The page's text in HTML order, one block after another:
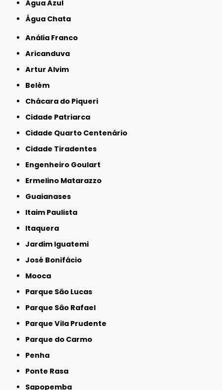
Água Azul
Água Chata
Anália Franco
Aricanduva
Artur Alvim
Belém
Chácara do Piqueri
Cidade Patriarca
Cidade Quarto Centenário
Cidade Tiradentes
Engenheiro Goulart
Ermelino Matarazzo
Guaianases
Itaim Paulista
Itaquera
Jardim Iguatemi
José Bonifácio
Mooca
Parque São Lucas
Parque São Rafael
Parque Vila Prudente
Parque do Carmo
Penha
Ponte Rasa
Sapopemba